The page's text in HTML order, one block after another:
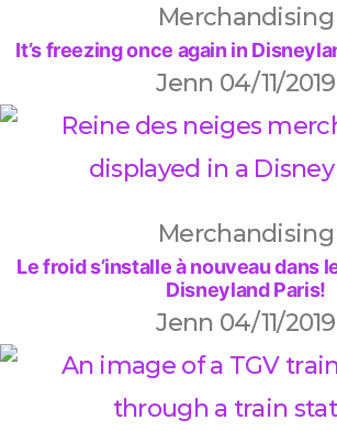
Merchandising
It’s freezing once again in
Jenn 04/11/2019
Merchandising
Le froid s’installe à nouveau dans
Disneyland Paris!
Jenn 04/11/2019